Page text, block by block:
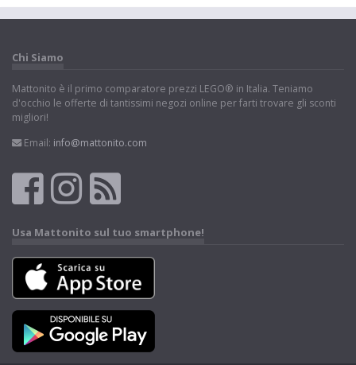
Chi Siamo
Mattonito è il primo comparatore prezzi LEGO® in Italia. Teniamo
d'occhio le offerte di tantissimi negozi online per farti trovare gli sconti
migliori!
Email: info@mattonito.com
Usa Mattonito sul tuo smartphone!